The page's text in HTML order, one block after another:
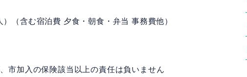
（含む宿泊費 夕食・朝食・弁当 事務費他）
市加入の保険該当以上の責任は負いません